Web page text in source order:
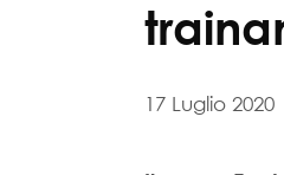
17 Luglio 2020